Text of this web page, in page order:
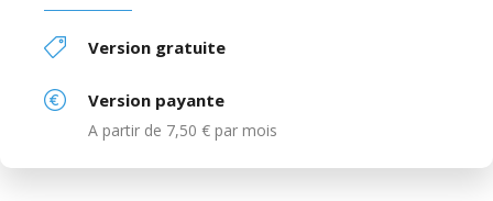
Version gratuite
Version payante
A partir de 7,50 € par mois